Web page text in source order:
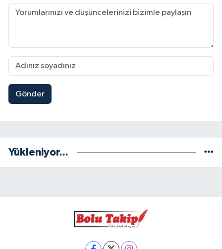
Gönder
Yükleniyor...